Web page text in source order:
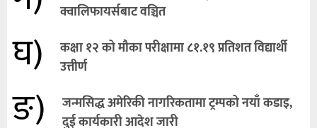
क्वालिफायर्सबाट वञ्चित
घ)
कक्षा १२ को मौका परीक्षामा ८१.१९ प्रतिशत विद्यार्थी
उत्तीर्ण
ङ)
जन्मसिद्ध अमेरिकी नागरिकतामा ट्रम्पको नयाँ कडाइ,
दुई कार्यकारी आदेश जारी